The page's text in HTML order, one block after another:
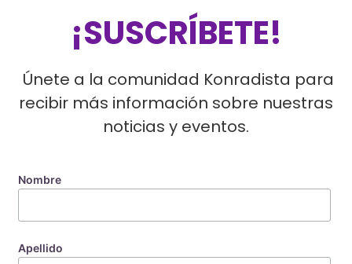
¡SUSCRÍBETE!
Únete a la comunidad Konradista para
recibir más información sobre nuestras
noticias y eventos.
Nombre
Apellido